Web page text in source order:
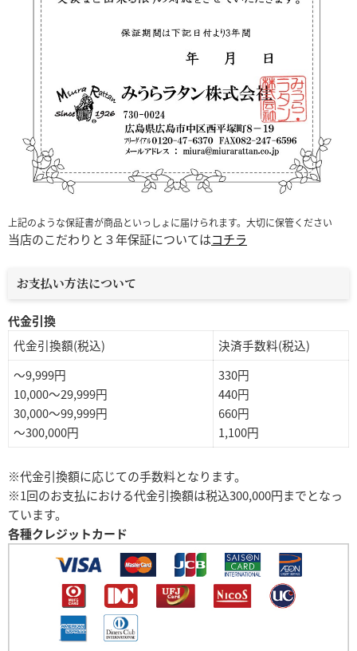
上記のような保証書が商品といっしょに届けられます。大切に保管ください
当店のこだわりと３年保証についてはコチラ
お支払い方法について
代金引換
代金引換額(税込)
決済手数料(税込)
～9,999円
10,000～29,999円
30,000～99,999円
～300,000円
330円
440円
660円
1,100円
※代金引換額に応じての手数料となります。
※1回のお支払における代金引換額は税込300,000円までとなっ
ています。
各種クレジットカード